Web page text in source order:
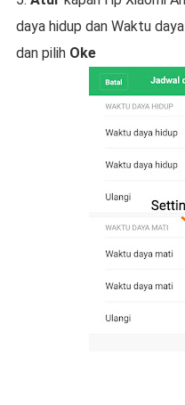
daya hidup dan Waktu
dan pilih Oke